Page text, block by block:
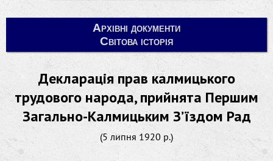
Архівні документи
Світова історія
Декларація прав калмицького
трудового народа, прийнята Першим
Загально-Калмицьким З’їздом Рад
(5 липня 1920 р.)